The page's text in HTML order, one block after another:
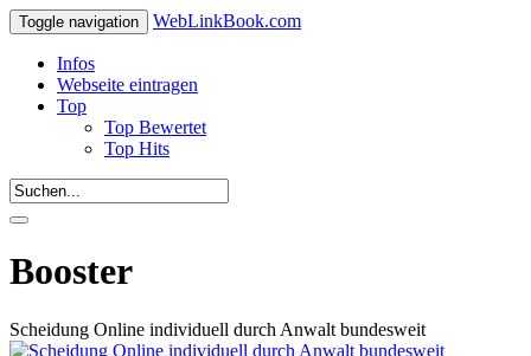
Toggle navigation WebLinkBook.com
Infos
Webseite eintragen
Top
Top Bewertet
Top Hits
Booster
Scheidung Online individuell durch Anwalt bundesweit